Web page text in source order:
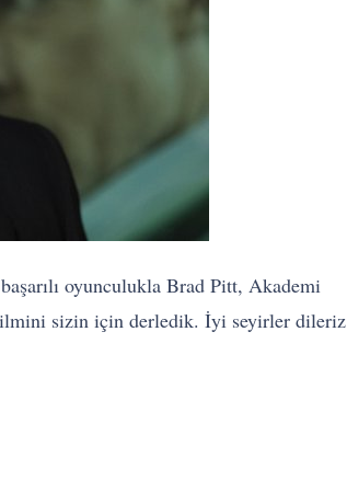
oyunculukla Brad Pitt, Akademi
sizin için derledik. İyi seyirler dileriz